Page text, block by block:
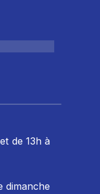
de 13h à
dimanche